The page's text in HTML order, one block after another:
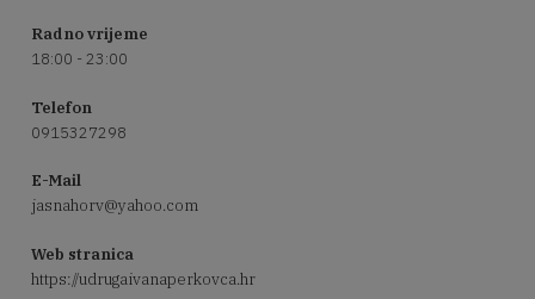
Radno vrijeme
18:00 - 23:00
Telefon
0915327298
E-Mail
jasnahorv@yahoo.com
Web stranica
https://udrugaivanaperkovca.hr